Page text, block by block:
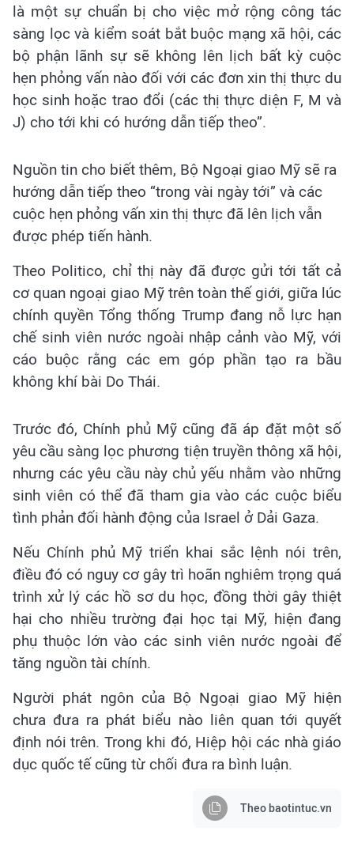
là một sự chuẩn bị cho việc mở rộng công tác
sàng lọc và kiểm soát bắt buộc mạng xã hội, các
bộ phận lãnh sự sẽ không lên lịch bất kỳ cuộc
hẹn phỏng vấn nào đối với các đơn xin thị thực du
học sinh hoặc trao đổi (các thị thực diện F, M và
J) cho tới khi có hướng dẫn tiếp theo”.
Nguồn tin cho biết thêm, Bộ Ngoại giao Mỹ sẽ ra
hướng dẫn tiếp theo “trong vài ngày tới” và các
cuộc hẹn phỏng vấn xin thị thực đã lên lịch vẫn
được phép tiến hành.
Theo Politico, chỉ thị này đã được gửi tới tất cả
cơ quan ngoại giao Mỹ trên toàn thế giới, giữa lúc
chính quyền Tổng thống Trump đang nỗ lực hạn
chế sinh viên nước ngoài nhập cảnh vào Mỹ, với
cáo buộc rằng các em góp phần tạo ra bầu
không khí bài Do Thái.
Trước đó, Chính phủ Mỹ cũng đã áp đặt một số
yêu cầu sàng lọc phương tiện truyền thông xã hội,
nhưng các yêu cầu này chủ yếu nhằm vào những
sinh viên có thể đã tham gia vào các cuộc biểu
tình phản đối hành động của Israel ở Dải Gaza.
Nếu Chính phủ Mỹ triển khai sắc lệnh nói trên,
điều đó có nguy cơ gây trì hoãn nghiêm trọng quá
trình xử lý các hồ sơ du học, đồng thời gây thiệt
hại cho nhiều trường đại học tại Mỹ, hiện đang
phụ thuộc lớn vào các sinh viên nước ngoài để
tăng nguồn tài chính.
Người phát ngôn của Bộ Ngoại giao Mỹ hiện
chưa đưa ra phát biểu nào liên quan tới quyết
định nói trên. Trong khi đó, Hiệp hội các nhà giáo
dục quốc tế cũng từ chối đưa ra bình luận.
Theo baotintuc.vn